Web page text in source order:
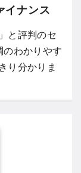
イナンス
と評判のセ
わかりやす
り分かりま